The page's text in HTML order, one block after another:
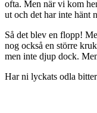
ofta. Men när vi kom
ut och det har inte hänt
Så det blev en flopp!
nog också en större
men inte djup dock.
Har ni lyckats odla